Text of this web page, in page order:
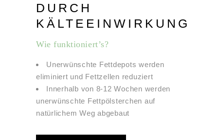
DURCH
KÄLTEEINWIRKUNG
Wie funktioniert’s?
Unerwünschte Fettdepots werden
eliminiert und Fettzellen reduziert
Innerhalb von 8-12 Wochen werden
unerwünschte Fettpölsterchen auf
natürlichem Weg abgebaut